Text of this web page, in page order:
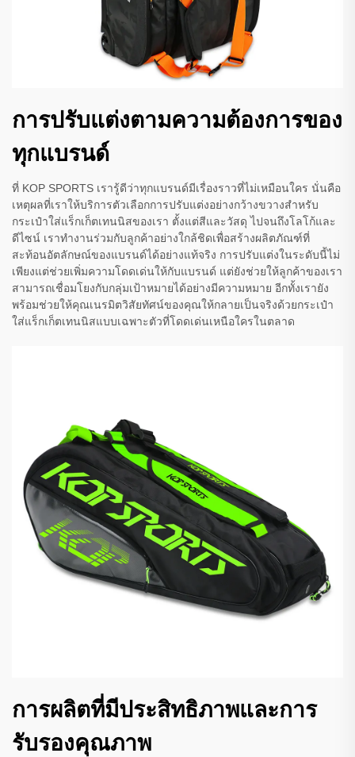
การปรับแต่งตามความต้องการของ
ทุกแบรนด์
ที่ KOP SPORTS เรารู้ดีว่าทุกแบรนด์มีเรื่องราวที่ไม่เหมือนใคร นั่นคือ
เหตุผลที่เราให้บริการตัวเลือกการปรับแต่งอย่างกว้างขวางสำหรับ
กระเป๋าใส่แร็กเก็ตเทนนิสของเรา ตั้งแต่สีและวัสดุ ไปจนถึงโลโก้และ
ดีไซน์ เราทำงานร่วมกับลูกค้าอย่างใกล้ชิดเพื่อสร้างผลิตภัณฑ์ที่
สะท้อนอัตลักษณ์ของแบรนด์ได้อย่างแท้จริง การปรับแต่งในระดับนี้ไม่
เพียงแต่ช่วยเพิ่มความโดดเด่นให้กับแบรนด์ แต่ยังช่วยให้ลูกค้าของเรา
สามารถเชื่อมโยงกับกลุ่มเป้าหมายได้อย่างมีความหมาย อีกทั้งเรายัง
พร้อมช่วยให้คุณเนรมิตวิสัยทัศน์ของคุณให้กลายเป็นจริงด้วยกระเป๋า
ใส่แร็กเก็ตเทนนิสแบบเฉพาะตัวที่โดดเด่นเหนือใครในตลาด
การผลิตที่มีประสิทธิภาพและการ
รับรองคุณภาพ